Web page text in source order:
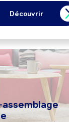
les règles de
la réglementation.
des
un sous-
procéder à
du matériel
l'appareil.
une
Découvrir